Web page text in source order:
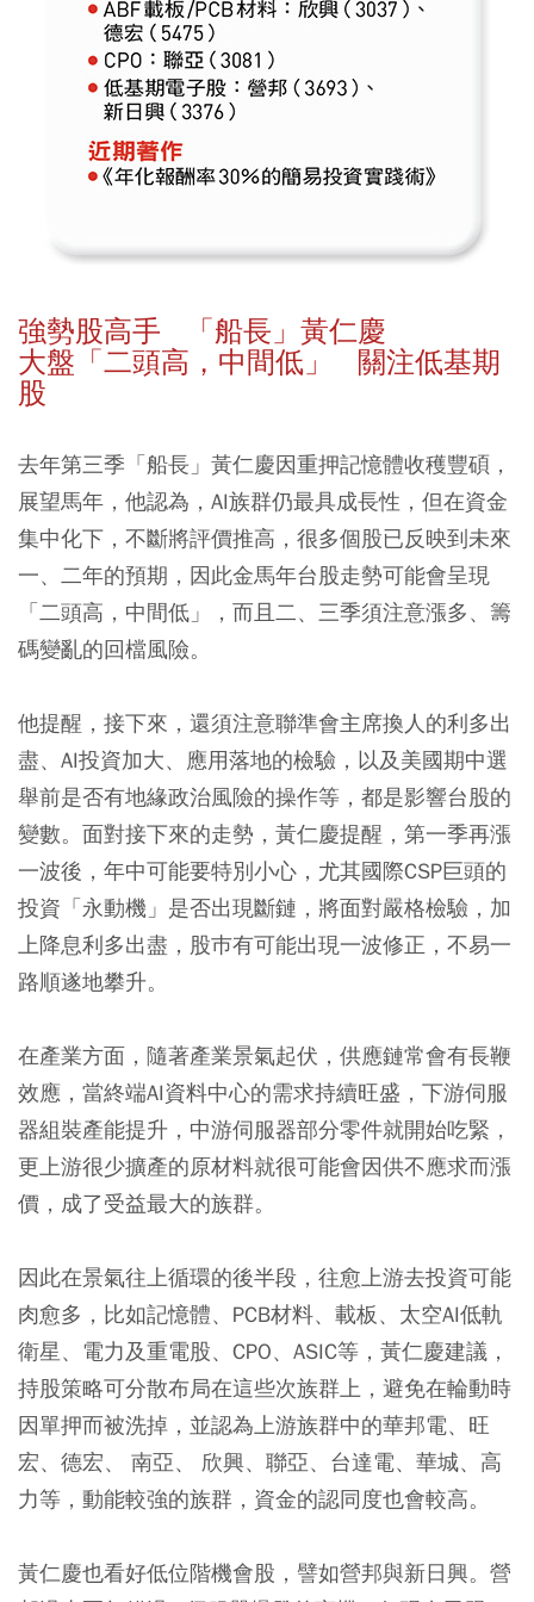
強勢股高手 「船長」黃仁慶
大盤「二頭高，中間低」 關注低基期
股
去年第三季「船長」黃仁慶因重押記憶體收穫豐碩，
展望馬年，他認為，AI族群仍最具成長性，但在資金
集中化下，不斷將評價推高，很多個股已反映到未來
一、二年的預期，因此金馬年台股走勢可能會呈現
「二頭高，中間低」，而且二、三季須注意漲多、籌
碼變亂的回檔風險。
他提醒，接下來，還須注意聯準會主席換人的利多出
盡、AI投資加大、應用落地的檢驗，以及美國期中選
舉前是否有地緣政治風險的操作等，都是影響台股的
變數。面對接下來的走勢，黃仁慶提醒，第一季再漲
一波後，年中可能要特別小心，尤其國際CSP巨頭的
投資「永動機」是否出現斷鏈，將面對嚴格檢驗，加
上降息利多出盡，股巿有可能出現一波修正，不易一
路順遂地攀升。
在產業方面，隨著產業景氣起伏，供應鏈常會有長鞭
效應，當終端AI資料中心的需求持續旺盛，下游伺服
器組裝產能提升，中游伺服器部分零件就開始吃緊，
更上游很少擴產的原材料就很可能會因供不應求而漲
價，成了受益最大的族群。
因此在景氣往上循環的後半段，往愈上游去投資可能
肉愈多，比如記憶體、PCB材料、載板、太空AI低軌
衛星、電力及重電股、CPO、ASIC等，黃仁慶建議，
持股策略可分散布局在這些次族群上，避免在輪動時
因單押而被洗掉，並認為上游族群中的華邦電、旺
宏、德宏、 南亞、 欣興、聯亞、台達電、華城、高
力等，動能較強的族群，資金的認同度也會較高。
黃仁慶也看好低位階機會股，譬如營邦與新日興。營